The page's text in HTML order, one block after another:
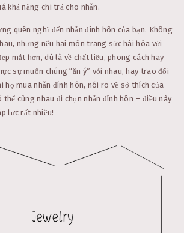
khả năng chi trả cho nhẫn.
quên nghĩ đến nhẫn đính hôn của bạn. Không
nhưng nếu hai món trang sức hài hòa với
mắt hơn, dù là về chất liệu, phong cách hay
sự muốn chúng “ăn ý” với nhau, hãy trao đổi
họ mua nhẫn đính hôn, nói rõ về sở thích của
thể cùng nhau đi chọn nhẫn đính hôn – điều này
lực rất nhiều!